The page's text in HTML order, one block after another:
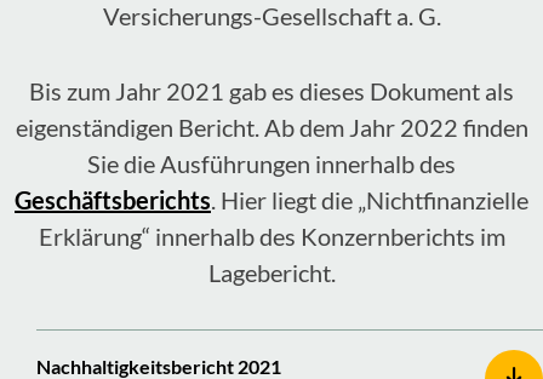
Versicherungs-Gesellschaft a. G.
Bis zum Jahr 2021 gab es dieses Dokument als
eigenständigen Bericht. Ab dem Jahr 2022 finden
Sie die Ausführungen innerhalb des
Geschäftsberichts. Hier liegt die „Nichtfinanzielle
Erklärung“ innerhalb des Konzernberichts im
Lagebericht.
Nachhaltigkeitsbericht 2021